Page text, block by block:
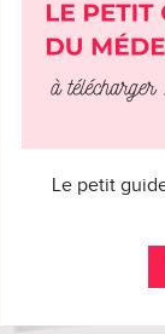
Le petit